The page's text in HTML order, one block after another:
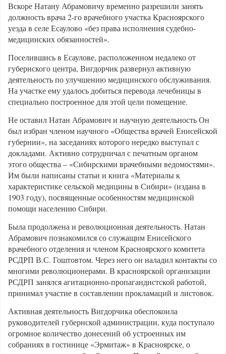
Вскоре Натану Абрамовичу временно разрешили занять
должность врача 2-го врачебного участка Красноярского
уезда в селе Есаулово «без права исполнения судебно-
медицинских обязанностей».
Поселившись в Есаулове, расположенном недалеко от
губернского центра, Вигдорчик развернул активную
деятельность по улучшению медицинского обслуживания.
На участке ему удалось добиться перевода лечебницы в
специально построенное для этой цели помещение.
Не оставил Натан Абрамович и научную деятельность Он
был избран членом научного «Общества врачей Енисейской
губернии», на заседаниях которого нередко выступал с
докладами. Активно сотрудничал с печатным органом
этого общества – «Сибирскими врачебными ведомостями».
Им были написаны статьи и книга «Материалы к
характеристике сельской медицины в Сибири» (издана в
1903 году), посвященные особенностям медицинской
помощи населению Сибири.
Была продолжена и революционная деятельность. Натан
Абрамович познакомился со служащим Енисейского
врачебного отделения и членом Красноярского комитета
РСДРП В.С. Гоштовтом. Через него он наладил контакты со
многими революционерами. В красноярской организации
РСДРП занялся агитационно-пропагандистской работой,
принимал участие в составлении прокламаций и листовок.
Активная деятельность Вигдорчика обеспокоила
руководителей губернской администрации, куда поступало
огромное количество донесений об устроенных им
собраниях в гостинице «Эрмитаж» в Красноярске, о